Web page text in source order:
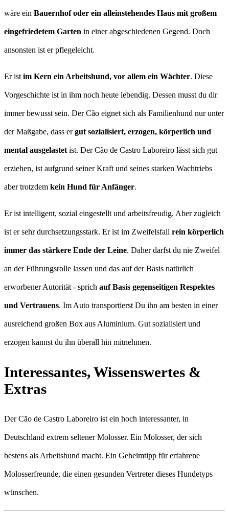
wäre ein Bauernhof oder ein alleinstehendes Haus mit großem
eingefriedetem Garten in einer abgeschiedenen Gegend. Doch
ansonsten ist er pflegeleicht.
Er ist im Kern ein Arbeitshund, vor allem ein Wächter. Diese
Vorgeschichte ist in ihm noch heute lebendig. Dessen musst du dir
immer bewusst sein. Der Cão eignet sich als Familienhund nur unter
der Maßgabe, dass ergut sozialisiert, erzogen, körperlich und
mental ausgelastet ist. Der Cão de Castro Laboreiro lässt sich gut
erziehen, ist aufgrund seiner Kraft und seines starken Wachtriebs
aber trotzdem kein Hund für Anfänger.
Er ist intelligent, sozial eingestellt und arbeitsfreudig. Aber zugleich
ist er sehr durchsetzungsstark. Er ist im Zweifelsfall rein körperlich
immer das stärkere Ende der Leine. Daher darfst du nie Zweifel
an der Führungsrolle lassen und das auf der Basis natürlich
erworbener Autorität - sprich auf Basis gegenseitigen Respektes
und Vertrauens. Im Auto transportierst Du ihn am besten in einer
ausreichend großen Box aus Aluminium. Gut sozialisiert und
erzogen kannst du ihn überall hin mitnehmen.
Interessantes, Wissenswertes &
Extras
Der Cão de Castro Laboreiro ist ein hoch interessanter, in
Deutschland extrem seltener Molosser. Ein Molosser, der sich
bestens als Arbeitshund macht. Ein Geheimtipp für erfahrene
Molosserfreunde, die einen gesunden Vertreter dieses Hundetyps
wünschen.